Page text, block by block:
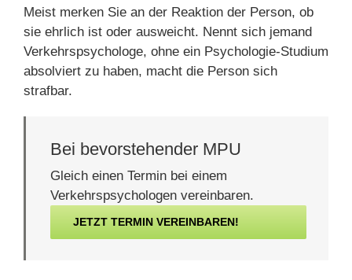
Meist merken Sie an der Reaktion der Person, ob
sie ehrlich ist oder ausweicht. Nennt sich jemand
Verkehrspsychologe, ohne ein Psychologie-Studium
absolviert zu haben, macht die Person sich
strafbar.
Bei bevorstehender MPU
Gleich einen Termin bei einem
Verkehrspsychologen vereinbaren.
JETZT TERMIN VEREINBAREN!